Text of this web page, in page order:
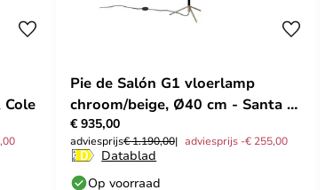
Pie de Salón G1 vloerlamp
chroom/beige, Ø40 cm - Santa &
Cole
€ 935,00
adviesprijs€ 1.190,00 adviesprijs -€ 255,00
Datablad
Op voorraad